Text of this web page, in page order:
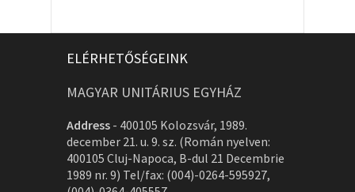
ELÉRHETŐSÉGEINK
MAGYAR UNITÁRIUS EGYHÁZ
Address - 400105 Kolozsvár, 1989.
december 21. u. 9. sz. (Román nyelven:
400105 Cluj-Napoca, B-dul 21 Decembrie
1989 nr. 9) Tel/fax: (004)-0264-595927,